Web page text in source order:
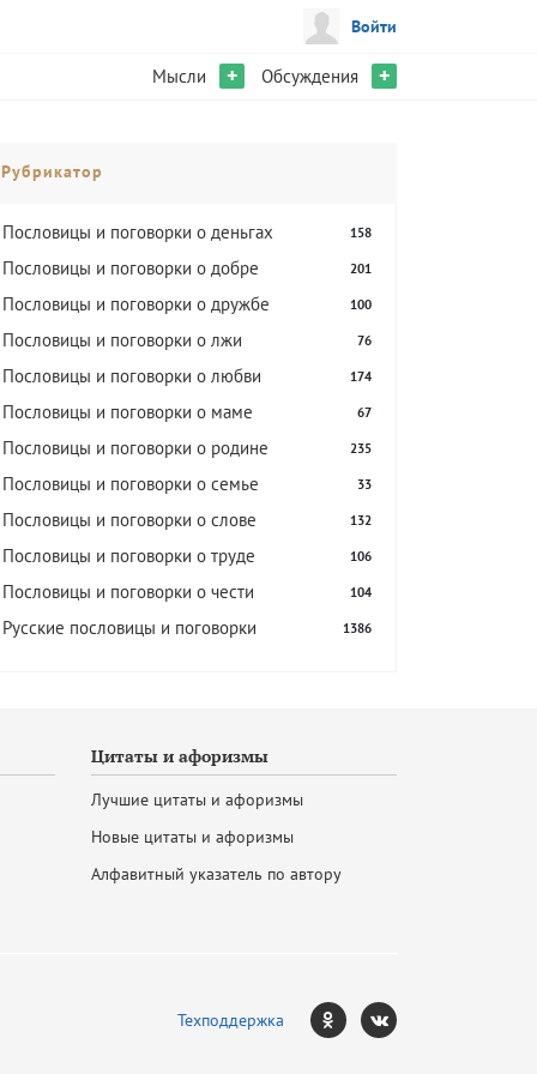
Войти
Мысли + Обсуждения +
Рубрикатор
Пословицы и поговорки о деньгах 158
Пословицы и поговорки о добре 201
Пословицы и поговорки о дружбе 100
Пословицы и поговорки о лжи 76
Пословицы и поговорки о любви 174
Пословицы и поговорки о маме 67
Пословицы и поговорки о родине 235
Пословицы и поговорки о семье 33
Пословицы и поговорки о слове 132
Пословицы и поговорки о труде 106
Пословицы и поговорки о чести 104
Русские пословицы и поговорки 1386
Цитаты и афоризмы
Лучшие цитаты и афоризмы
Новые цитаты и афоризмы
Алфавитный указатель по автору
Техподдержка